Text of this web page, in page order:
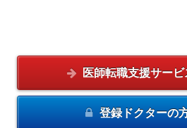
医師転職支援サービ
登録ドクターの